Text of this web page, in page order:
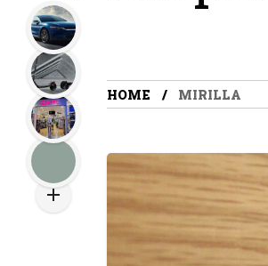
HOME MIRILLA